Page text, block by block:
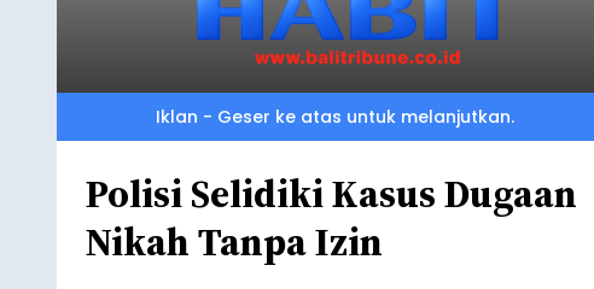
Iklan - Geser ke atas untuk melanjutkan.
Polisi Selidiki Kasus Dugaan
Nikah Tanpa Izin